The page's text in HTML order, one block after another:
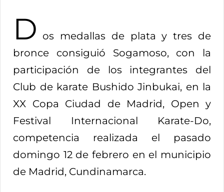
D os medallas de plata y tres de
bronce consiguió Sogamoso, con la
participación de los integrantes del
Club de karate Bushido Jinbukai, en la
XX Copa Ciudad de Madrid, Open y
Festival Internacional Karate-Do,
competencia realizada el pasado
domingo 12 de febrero en el municipio
de Madrid, Cundinamarca.